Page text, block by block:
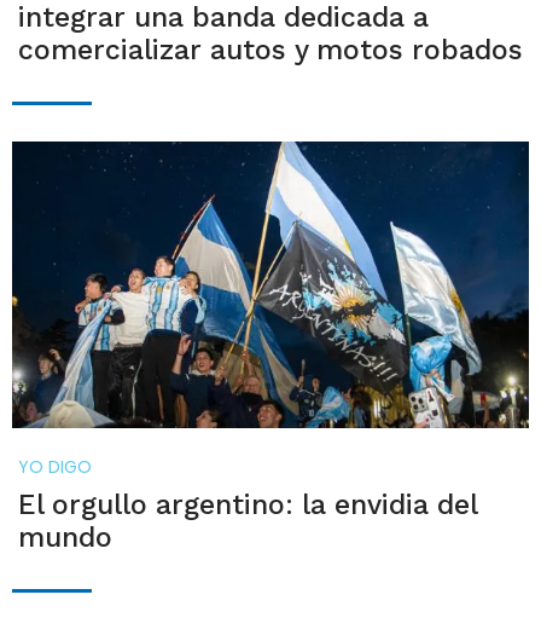
integrar una banda dedicada a
comercializar autos y motos robados
YO DIGO
El orgullo argentino: la envidia del
mundo